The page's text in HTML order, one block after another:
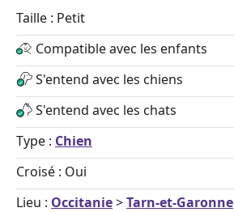
Taille : Petit
Compatible avec les enfants
S'entend avec les chiens
S'entend avec les chats
Type : Chien
Croisé : Oui
Lieu : Occitanie>Tarn-et-Garonne